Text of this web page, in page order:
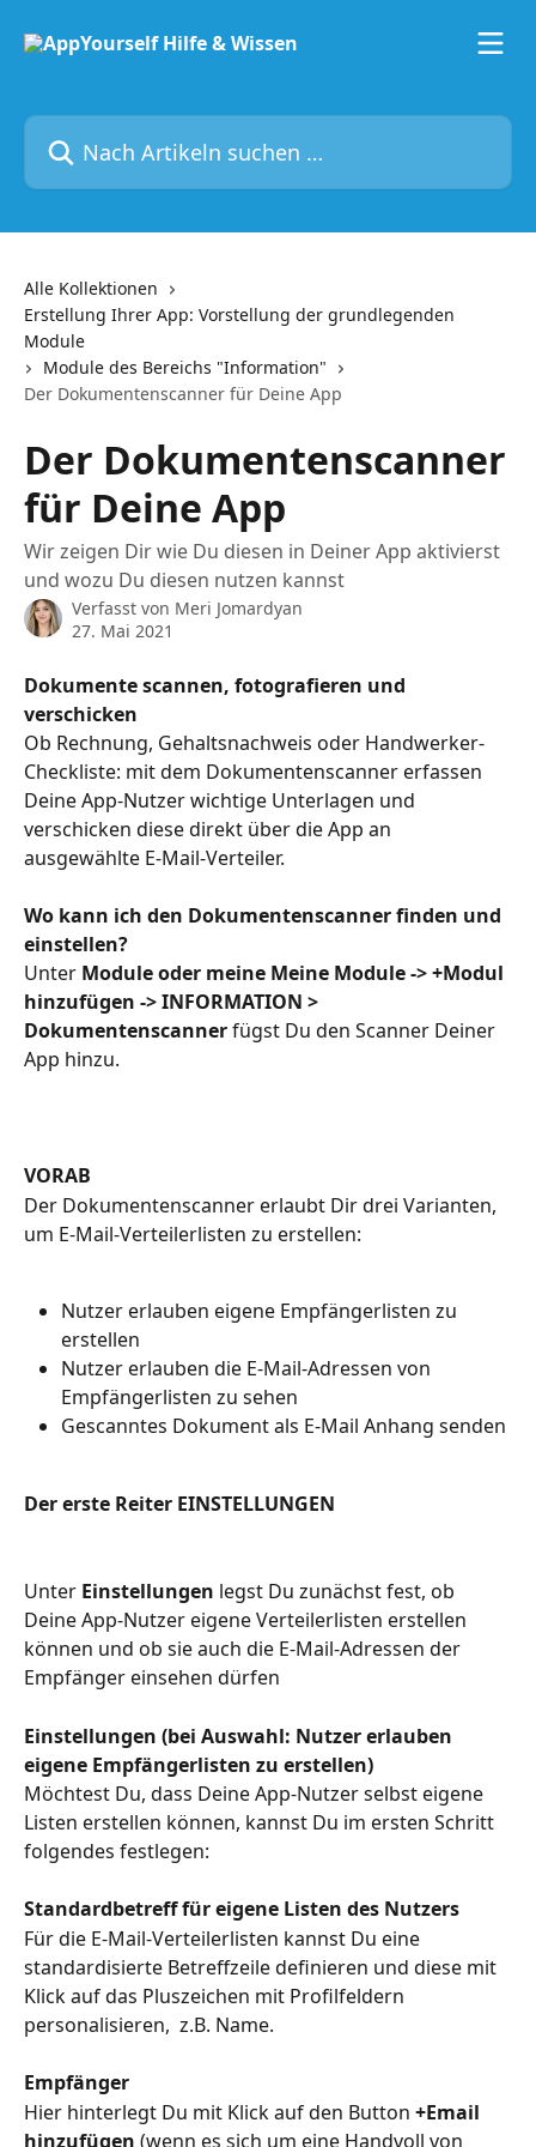
Nach Artikeln suchen …
Alle Kollektionen
Erstellung Ihrer App: Vorstellung der grundlegenden
Module
Module des Bereichs "Information"
Der Dokumentenscanner für Deine App
Der Dokumentenscanner
für Deine App
Wir zeigen Dir wie Du diesen in Deiner App aktivierst
und wozu Du diesen nutzen kannst
Verfasst von Meri Jomardyan
27. Mai 2021
Dokumente scannen, fotografieren und
verschicken
Ob Rechnung, Gehaltsnachweis oder Handwerker-
Checkliste: mit dem Dokumentenscanner erfassen
Deine App-Nutzer wichtige Unterlagen und
verschicken diese direkt über die App an
ausgewählte E-Mail-Verteiler.
Wo kann ich den Dokumentenscanner finden und
einstellen?
Unter Module oder meine Meine Module -> +Modul
hinzufügen -> INFORMATION >
Dokumentenscanner fügst Du den Scanner Deiner
App hinzu.
VORAB
Der Dokumentenscanner erlaubt Dir drei Varianten,
um E-Mail-Verteilerlisten zu erstellen:
Nutzer erlauben eigene Empfängerlisten zu
erstellen
Nutzer erlauben die E-Mail-Adressen von
Empfängerlisten zu sehen
Gescanntes Dokument als E-Mail Anhang senden
Der erste Reiter EINSTELLUNGEN
Unter Einstellungen legst Du zunächst fest, ob
Deine App-Nutzer eigene Verteilerlisten erstellen
können und ob sie auch die E-Mail-Adressen der
Empfänger einsehen dürfen
Einstellungen (bei Auswahl: Nutzer erlauben
eigene Empfängerlisten zu erstellen)
Möchtest Du, dass Deine App-Nutzer selbst eigene
Listen erstellen können, kannst Du im ersten Schritt
folgendes festlegen:
Standardbetreff für eigene Listen des Nutzers
Für die E-Mail-Verteilerlisten kannst Du eine
standardisierte Betreffzeile definieren und diese mit
Klick auf das Pluszeichen mit Profilfeldern
personalisieren,  z.B. Name.
Empfänger
Hier hinterlegt Du mit Klick auf den Button +Email
hinzufügen (wenn es sich um eine Handvoll von